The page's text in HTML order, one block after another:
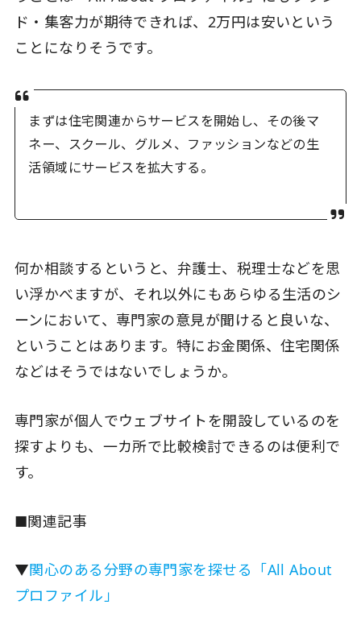
ド・集客力が期待できれば、2万円は安いという
ことになりそうです。
まずは住宅関連からサービスを開始し、その後マ
ネー、スクール、グルメ、ファッションなどの生
活領域にサービスを拡大する。
何か相談するというと、弁護士、税理士などを思
い浮かべますが、それ以外にもあらゆる生活のシ
ーンにおいて、専門家の意見が聞けると良いな、
ということはあります。特にお金関係、住宅関係
などはそうではないでしょうか。
専門家が個人でウェブサイトを開設しているのを
探すよりも、一カ所で比較検討できるのは便利で
す。
■関連記事
▼関心のある分野の専門家を探せる「All About
プロファイル」